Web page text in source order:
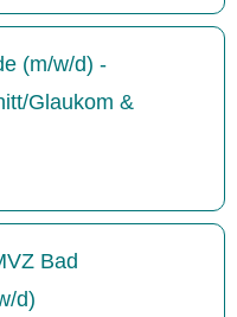
(m/w/d) -
Glaukom &
Bad
d)